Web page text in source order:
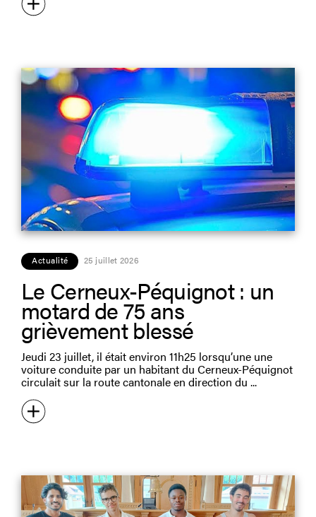
Actualité 25 juillet 2026
Le Cerneux-Péquignot : un
motard de 75 ans
grièvement blessé
Jeudi 23 juillet, il était environ 11h25 lorsqu’une une
voiture conduite par un habitant du Cerneux-Péquignot
circulait sur la route cantonale en direction du